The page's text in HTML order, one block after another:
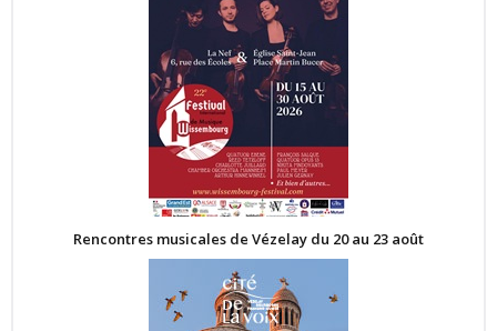
Rencontres musicales de Vézelay du 20 au 23 août